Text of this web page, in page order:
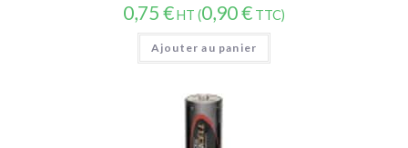
0,75 €HT (0,90€ TTC)
Ajouter au panier